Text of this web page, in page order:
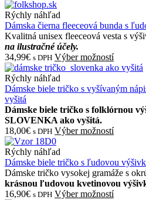
Rýchly náhľad
Dámska čierna fleeceová bunda s
Kvalitná unisex fleeceová vesta s
na ilustračné účely.
34,99€ s DPH Výber možností
Rýchly náhľad
Dámske biele tričko s vyšívaným
vyšitá
Dámske biele tričko s folklórnou
SLOVENKA ako vyšitá.
18,00€ s DPH Výber možností
Rýchly náhľad
Dámske biele tričko s ľudovou
Dámske tričko vysokej gramáže s
krásnou ľudovou kvetinovou
16,90€ s DPH Výber možností